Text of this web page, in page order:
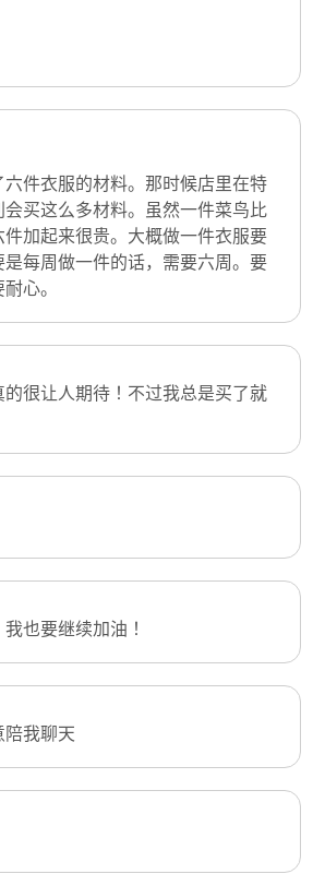
件衣服的材料。那时候店里在特
买这么多材料。虽然一件菜鸟比
加起来很贵。大概做一件衣服要
每周做一件的话，需要六周。要
心。
很让人期待！不过我总是买了就
也要继续加油！
我聊天